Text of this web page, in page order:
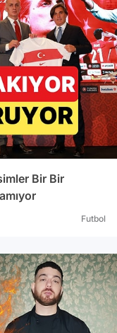
Bir Bir
Futbol